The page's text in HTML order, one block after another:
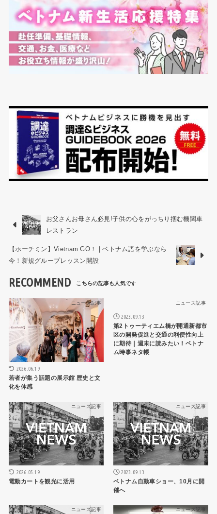
お父さんお母さん必見!子供の心をがっちり掴む機関車
レストラン
【ホーチミン】Vietnam GO！ | ベトナム語を学ぶなら
今！新規グループレッスン開設
RECOMMEND
ニュース記事
2026.06.19
若者が集う話題の展示館 歴史と文
化を体感
ニュース記事
2023.09.13
第2トゥーティエム橋が開通新都市
区の開発促進と交通の利便性向上
に期待｜週末に読みたい！ベトナ
ム時事ネタ帳
ニュース記事
2026.05.19
電動カートを観光に活用
ニュース記事
2023.09.13
ベトナム自動車ショー、10月に開
催へ
ニュース記事 ニュース記事